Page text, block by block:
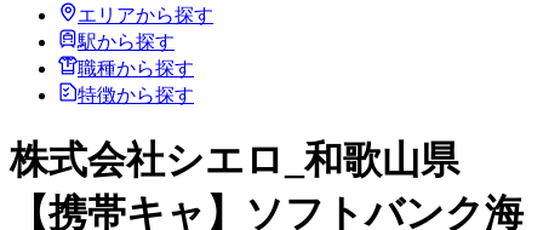
エリアから探す
駅から探す
職種から探す
特徴から探す
株式会社シエロ_和歌山県
【携帯キャ】ソフトバンク海